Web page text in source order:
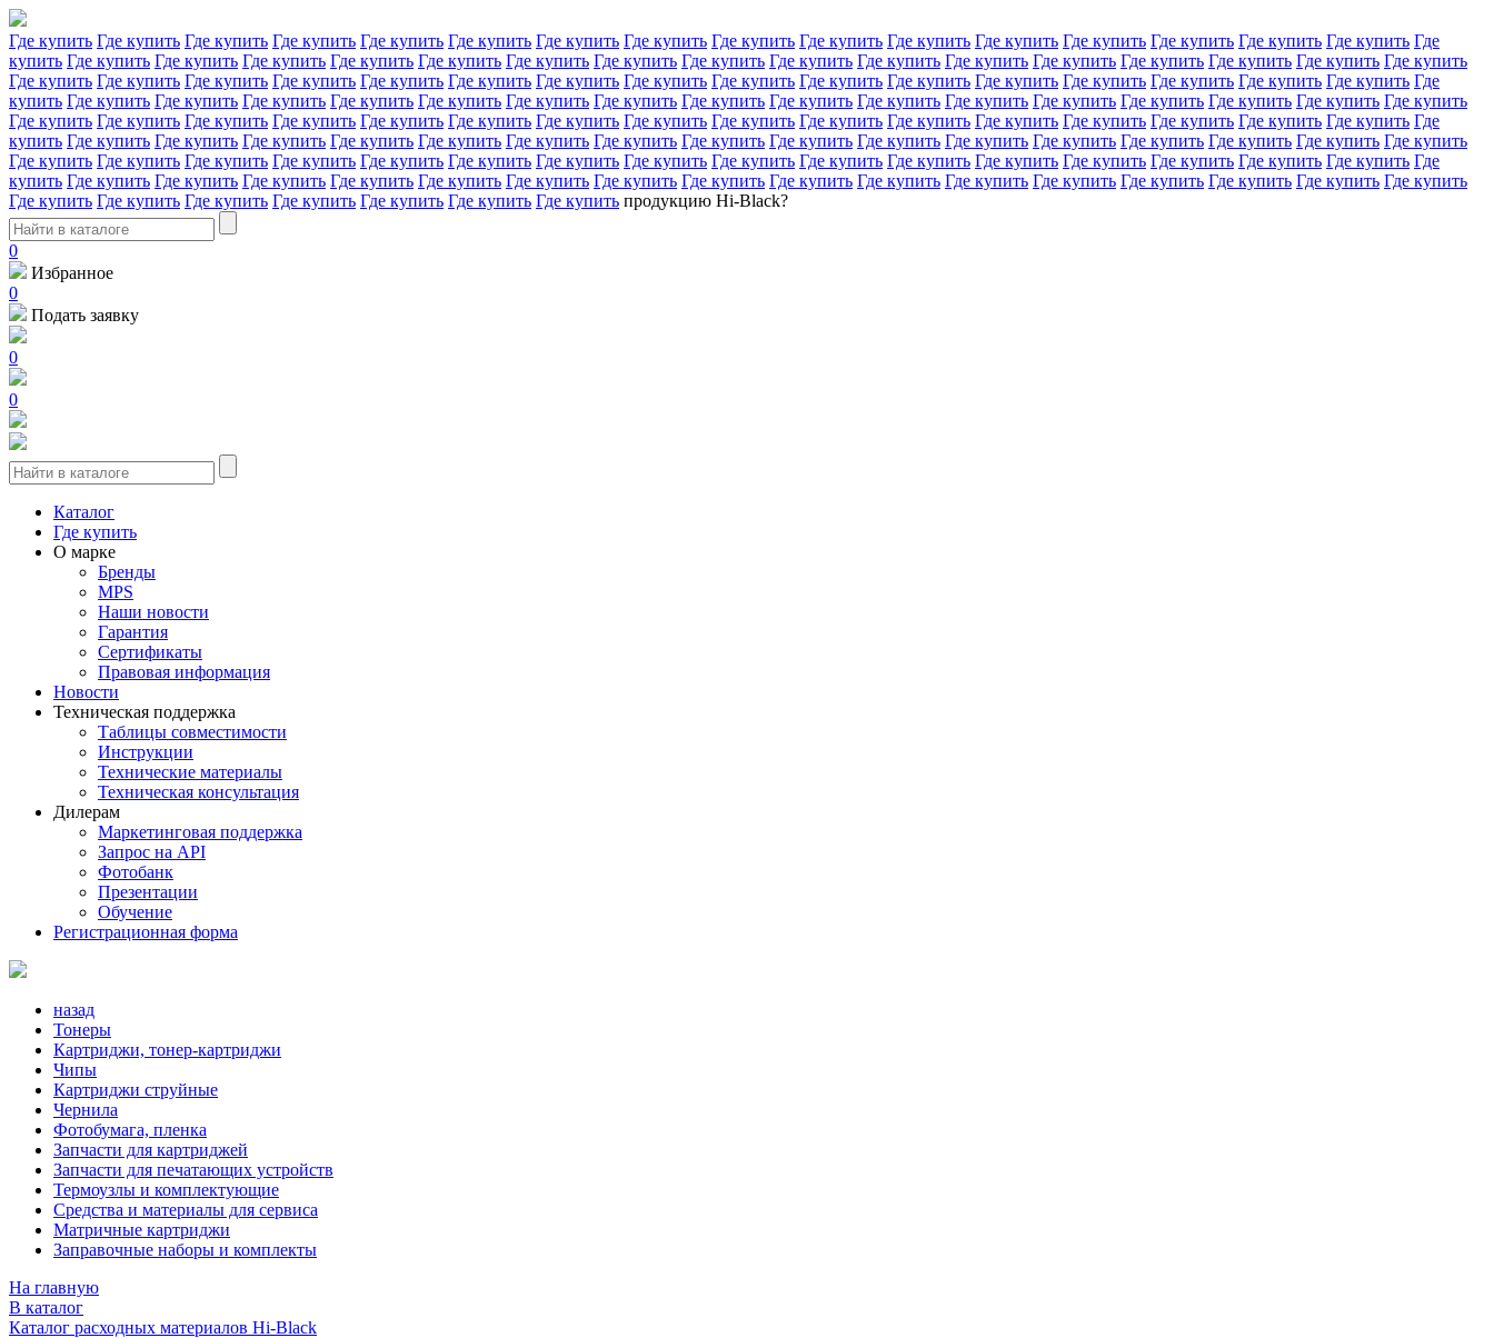
Где купить Где купить Где купить Где купить Где купить Где купить Где купить Где купить Где купить Где купить Где купить Где купить Где купить Где купить Где купить Где купить Где
купить Где купить Где купить Где купить Где купить Где купить Где купить Где купить Где купить Где купить Где купить Где купить Где купить Где купить Где купить Где купить Где купить
Где купить Где купить Где купить Где купить Где купить Где купить Где купить Где купить Где купить Где купить Где купить Где купить Где купить Где купить Где купить Где купить Где
купить Где купить Где купить Где купить Где купить Где купить Где купить Где купить Где купить Где купить Где купить Где купить Где купить Где купить Где купить Где купить Где купить
Где купить Где купить Где купить Где купить Где купить Где купить Где купить Где купить Где купить Где купить Где купить Где купить Где купить Где купить Где купить Где купить Где
купить Где купить Где купить Где купить Где купить Где купить Где купить Где купить Где купить Где купить Где купить Где купить Где купить Где купить Где купить Где купить Где купить
Где купить Где купить Где купить Где купить Где купить Где купить Где купить Где купить Где купить Где купить Где купить Где купить Где купить Где купить Где купить Где купить Где
купить Где купить Где купить Где купить Где купить Где купить Где купить Где купить Где купить Где купить Где купить Где купить Где купить Где купить Где купить Где купить Где купить
Где купить Где купить Где купить Где купить Где купить Где купить Где купить продукцию Hi-Black?
0
Избранное
0
Подать заявку
0
0
Каталог
Где купить
О марке
Бренды
MPS
Наши новости
Гарантия
Сертификаты
Правовая информация
Новости
Техническая поддержка
Таблицы совместимости
Инструкции
Технические материалы
Техническая консультация
Дилерам
Маркетинговая поддержка
Запрос на API
Фотобанк
Презентации
Обучение
Регистрационная форма
назад
Тонеры
Картриджи, тонер-картриджи
Чипы
Картриджи струйные
Чернила
Фотобумага, пленка
Запчасти для картриджей
Запчасти для печатающих устройств
Термоузлы и комплектующие
Средства и материалы для сервиса
Матричные картриджи
Заправочные наборы и комплекты
На главную
В каталог
Каталог расходных материалов Hi-Black